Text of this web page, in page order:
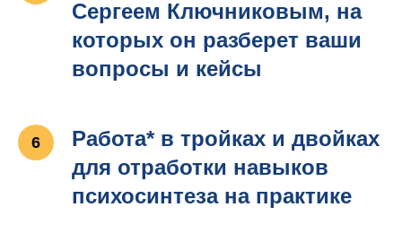
Сергеем Ключниковым, на
которых он разберет ваши
вопросы и кейсы
Работа* в тройках и двойках
для отработки навыков
психосинтеза на практике